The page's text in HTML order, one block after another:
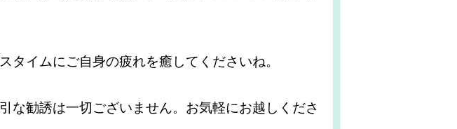
イムにご自身の疲れを癒してくださいね。
な勧誘は一切ございません。お気軽にお越しくださ